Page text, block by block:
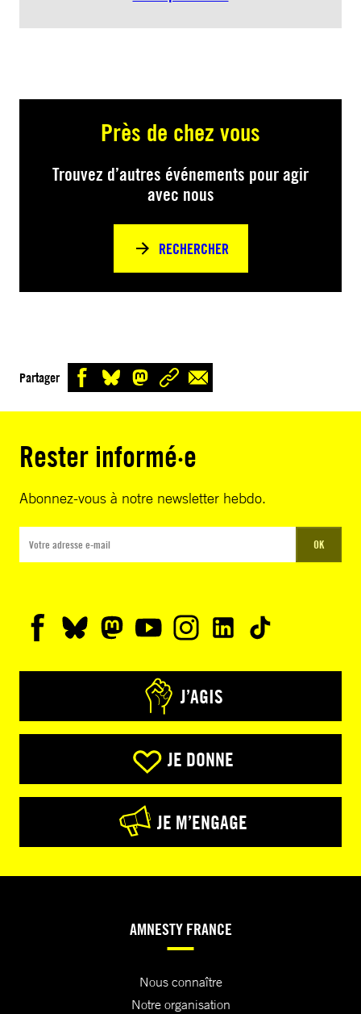
Près de chez vous
Trouvez d’autres événements pour agir
avec nous
RECHERCHER
Partager
Rester informé·e
Abonnez-vous à notre newsletter hebdo.
OK
J’AGIS
JE DONNE
JE M’ENGAGE
AMNESTY FRANCE
Nous connaître
Notre organisation